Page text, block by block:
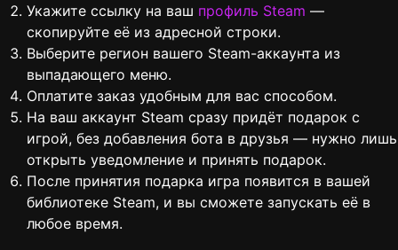
Укажите ссылку на ваш профиль Steam —
скопируйте её из адресной строки.
Выберите регион вашего Steam-аккаунта из
выпадающего меню.
Оплатите заказ удобным для вас способом.
На ваш аккаунт Steam сразу придёт подарок с
игрой, без добавления бота в друзья — нужно лишь
открыть уведомление и принять подарок.
После принятия подарка игра появится в вашей
библиотеке Steam, и вы сможете запускать её в
любое время.